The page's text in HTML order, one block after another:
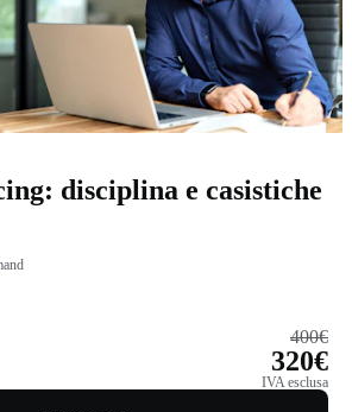
disciplina e casistiche
400€
320€
IVA esclusa